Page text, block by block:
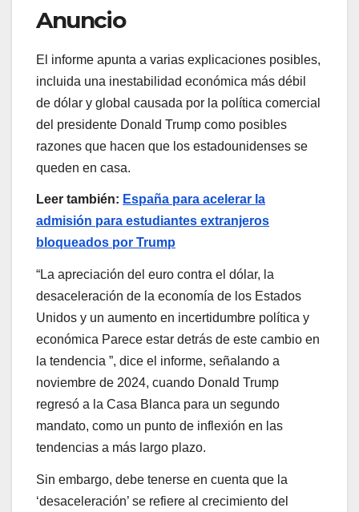
Anuncio
El informe apunta a varias explicaciones posibles,
incluida una inestabilidad económica más débil
de dólar y global causada por la política comercial
del presidente Donald Trump como posibles
razones que hacen que los estadounidenses se
queden en casa.
Leer también: España para acelerar la
admisión para estudiantes extranjeros
bloqueados por Trump
“La apreciación del euro contra el dólar, la
desaceleración de la economía de los Estados
Unidos y un aumento en incertidumbre política y
económica Parece estar detrás de este cambio en
la tendencia ”, dice el informe, señalando a
noviembre de 2024, cuando Donald Trump
regresó a la Casa Blanca para un segundo
mandato, como un punto de inflexión en las
tendencias a más largo plazo.
Sin embargo, debe tenerse en cuenta que la
‘desaceleración’ se refiere al crecimiento del